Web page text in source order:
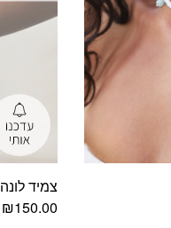
צמיד לונה
₪150.00